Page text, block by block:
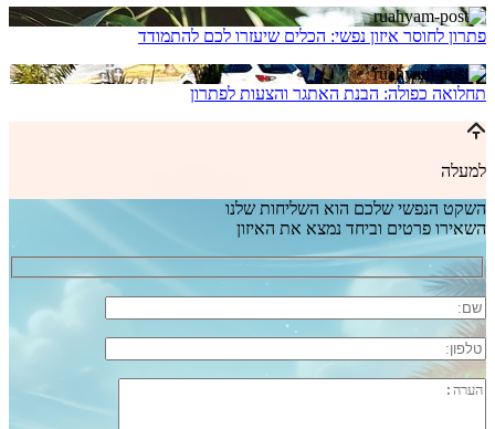
פתרון לחוסר איזון נפשי: הכלים שיעזרו לכם להתמודד
תחלואה כפולה: הבנת האתגר והצעות לפתרון
למעלה
השקט הנפשי שלכם הוא השליחות שלנו
השאירו פרטים וביחד נמצא את האיזון